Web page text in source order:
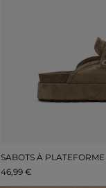
46,99 €